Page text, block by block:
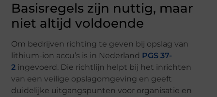
Basisregels zijn nuttig, maar
niet altijd voldoende
Om bedrijven richting te geven bij opslag van
lithium-ion accu’s is in Nederland PGS 37-
2 ingevoerd. Die richtlijn helpt bij het inrichten
van een veilige opslagomgeving en geeft
duidelijke uitgangspunten voor organisatie en